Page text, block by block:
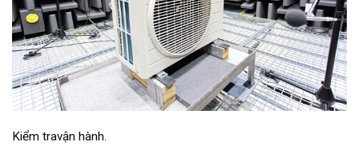
Kiểm travận hành.